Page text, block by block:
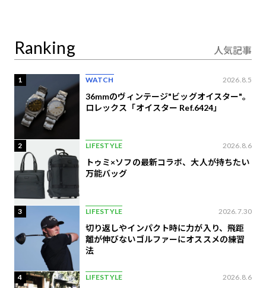
Ranking 人気記事
1 WATCH 2026.8.5
36mmのヴィンテージ"ビッグオイスター"。
ロレックス「オイスター Ref.6424」
2 LIFESTYLE 2026.8.6
トゥミ×ソフの最新コラボ、大人が持ちたい
万能バッグ
3 LIFESTYLE 2026.7.30
切り返しやインパクト時に力が入り、飛距
離が伸びないゴルファーにオススメの練習
法
4 LIFESTYLE 2026.8.6